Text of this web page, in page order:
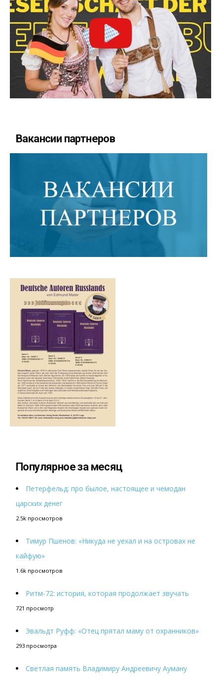
Вакансии партнеров
Популярное за месяц
Петерфельд: про былое, настоящее и чемодан
царских денег
2.5k просмотров
Тимур Пшенов: «Никуда не уехал и на островах не
кайфую»
1.6k просмотров
Ритм-72: история, которая продолжает звучать
721 просмотр
Эвальдт Руфф: «Отец прятал маму от охранников»
293 просмотра
Светлая память Владимиру Андреевичу Ауману